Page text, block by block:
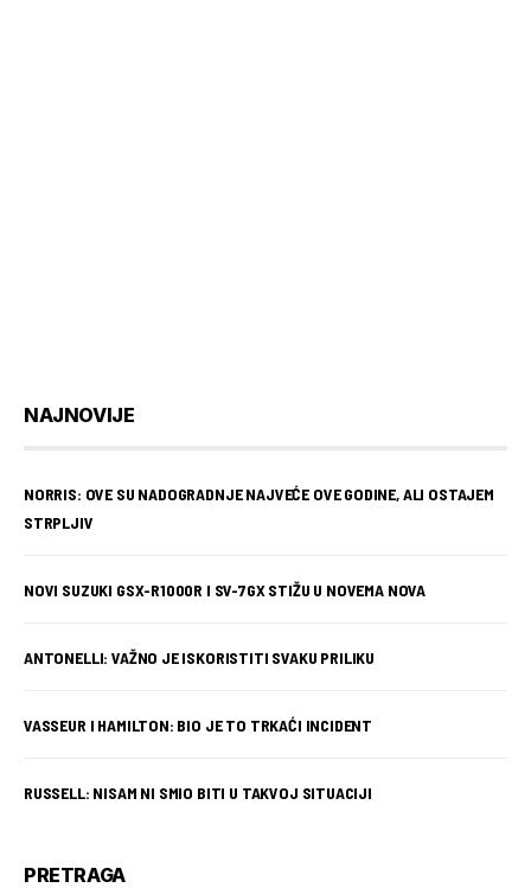
NAJNOVIJE
NORRIS: OVE SU NADOGRADNJE NAJVEĆE OVE GODINE, ALI OSTAJEM
STRPLJIV
NOVI SUZUKI GSX-R1000R I SV-7GX STIŽU U NOVEMA NOVA
ANTONELLI: VAŽNO JE ISKORISTITI SVAKU PRILIKU
VASSEUR I HAMILTON: BIO JE TO TRKAĆI INCIDENT
RUSSELL: NISAM NI SMIO BITI U TAKVOJ SITUACIJI
PRETRAGA